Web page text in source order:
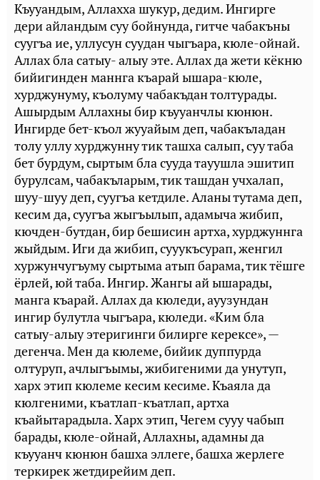
Къууандым, Аллахха шукур, дедим. Ингирге
дери айландым суу бойнунда, гитче чабакъны
суугъа ие, уллусун суудан чыгъара, кюле-ойнай.
Аллах бла сатыу- алыу эте. Аллах да жети кёкню
бийигинден маннга къарай ышара-кюле,
хурджунуму, къолуму чабакъдан толтурады.
Ашырдым Аллахны бир къууанчлы кюнюн.
Ингирде бет-къол жууайым деп, чабакъладан
толу уллу хурджунну тик ташха салып, суу таба
бет бурдум, сыртым бла сууда тауушла эшитип
бурулсам, чабакъларым, тик ташдан учхалап,
шуу-шуу деп, суугъа кетдиле. Аланы тутама деп,
кесим да, суугъа жыгъылып, адамыча жибип,
кючден-бутдан, бир бешисин артха, хурджуннга
жыйдым. Иги да жибип, сууукъсурап, женгил
хуржунчугъуму сыртыма атып барама, тик тёшге
ёрлей, юй таба. Ингир. Жангы ай ышарады,
манга къарай. Аллах да кюледи, ауузундан
ингир булутла чыгъара, кюледи. «Ким бла
сатыу-алыу этеригинги билирге керексе», —
дегенча. Мен да кюлеме, бийик дуппурда
олтуруп, ачлыгъымы, жибигеними да унутуп,
харх этип кюлеме кесим кесиме. Къаяла да
кюлгеними, къатлап-къатлап, артха
къайытарадыла. Харх этип, Чегем сууу чабып
барады, кюле-ойнай, Аллахны, адамны да
къууанч кюнюн башха эллеге, башха жерлеге
теркирек жетдирейим деп.